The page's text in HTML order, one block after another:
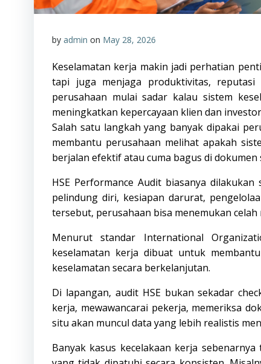
by admin on May 28, 2026
Keselamatan kerja makin jadi perhatian
tapi juga menjaga produktivitas, reputasi
perusahaan mulai sadar kalau sistem
meningkatkan kepercayaan klien dan
Salah satu langkah yang banyak dipakai
membantu perusahaan melihat apakah
berjalan efektif atau cuma bagus di dokumen
HSE Performance Audit biasanya
pelindung diri, kesiapan darurat,
tersebut, perusahaan bisa menemukan
Menurut standar International
keselamatan kerja dibuat untuk
keselamatan secara berkelanjutan.
Di lapangan, audit HSE bukan sekadar
kerja, mewawancarai pekerja, memeriksa
situ akan muncul data yang lebih realistis
Banyak kasus kecelakaan kerja